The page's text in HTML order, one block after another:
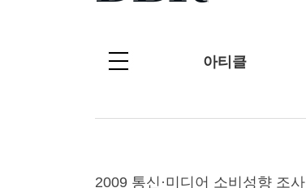
아티클
2009 통신·미디어 소비성향 조사